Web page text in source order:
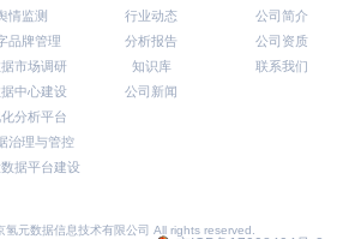
情监测
品牌管理
市场调研
中心建设
分析平台
治理与管控
据平台建设
行业动态
分析报告
知识库
公司新闻
公司简介
公司资质
联系我们
元数据信息技术有限公司 All rights reserved.